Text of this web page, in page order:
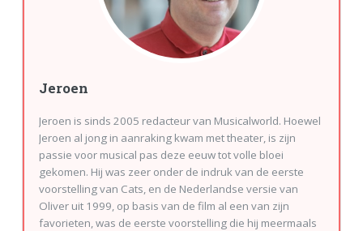
Jeroen
Jeroen is sinds 2005 redacteur van Musicalworld. Hoewel
Jeroen al jong in aanraking kwam met theater, is zijn
passie voor musical pas deze eeuw tot volle bloei
gekomen. Hij was zeer onder de indruk van de eerste
voorstelling van Cats, en de Nederlandse versie van
Oliver uit 1999, op basis van de film al een van zijn
favorieten, was de eerste voorstelling die hij meermaals